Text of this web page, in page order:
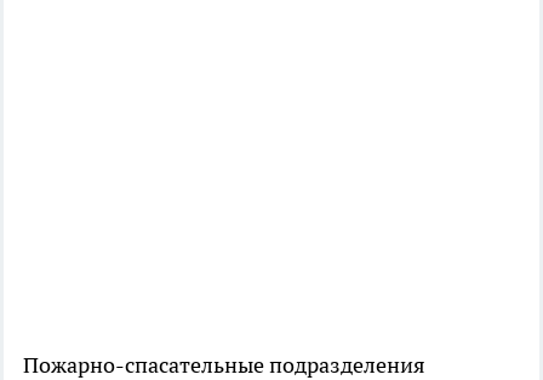
Пожарно-спасательные подразделения